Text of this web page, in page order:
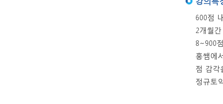
600점
2개월
8~900
홍쌤에
점 감각
정규토